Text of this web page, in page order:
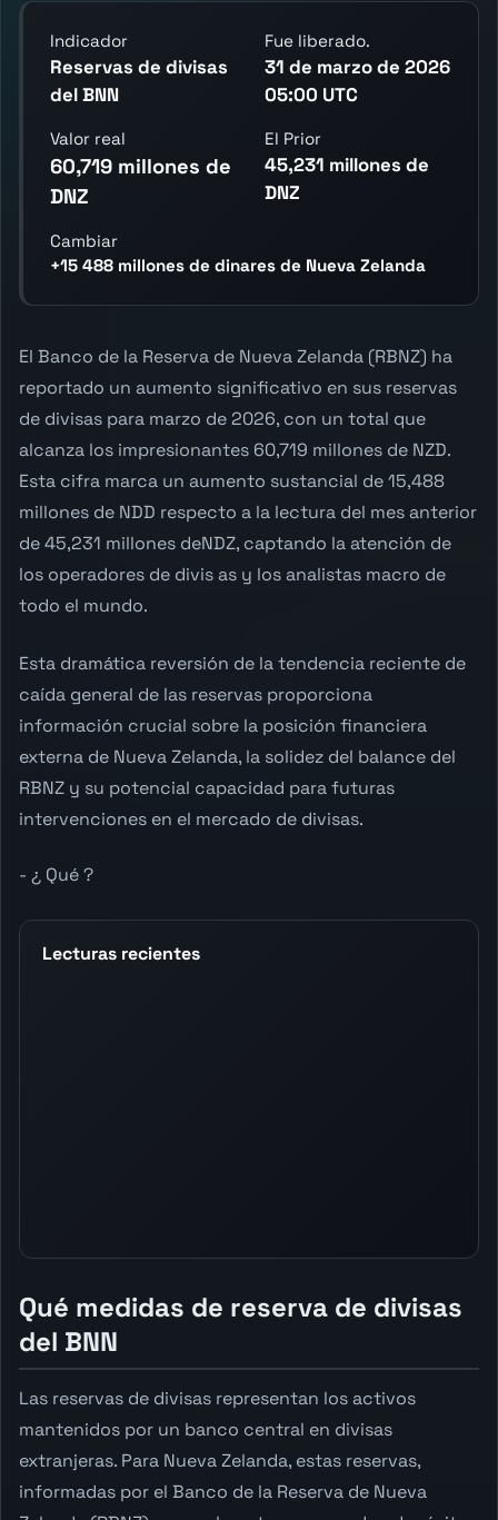
Indicador
Reservas de divisas
del BNN
Fue liberado.
31 de marzo de 2026
05:00 UTC
Valor real
60,719 millones de
DNZ
El Prior
45,231 millones de
DNZ
Cambiar
+15 488 millones de dinares de Nueva Zelanda
El Banco de la Reserva de Nueva Zelanda (RBNZ) ha
reportado un aumento significativo en sus reservas
de divisas para marzo de 2026, con un total que
alcanza los impresionantes 60,719 millones de NZD.
Esta cifra marca un aumento sustancial de 15,488
millones de NDD respecto a la lectura del mes anterior
de 45,231 millones deNDZ, captando la atención de
los operadores de divis as y los analistas macro de
todo el mundo.
Esta dramática reversión de la tendencia reciente de
caída general de las reservas proporciona
información crucial sobre la posición financiera
externa de Nueva Zelanda, la solidez del balance del
RBNZ y su potencial capacidad para futuras
intervenciones en el mercado de divisas.
- ¿ Qué ?
Lecturas recientes
Qué medidas de reserva de divisas
del BNN
Las reservas de divisas representan los activos
mantenidos por un banco central en divisas
extranjeras. Para Nueva Zelanda, estas reservas,
informadas por el Banco de la Reserva de Nueva